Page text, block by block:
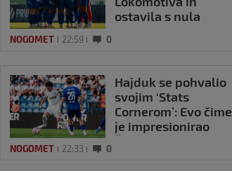
ostavila s nula
NOGOMET 22:59 0
Hajduk se pohvalio
svojim ‘Stats
Cornerom’: Evo čime
je impresionirao
Šotiček
NOGOMET 22:33 0